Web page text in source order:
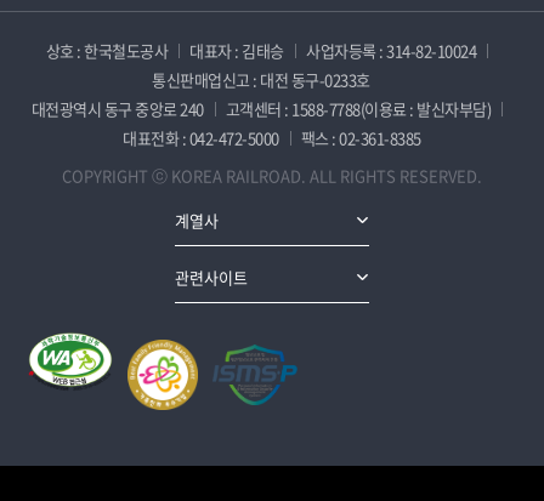
상호 : 한국철도공사 대표자 : 김태승
사업자등록 : 314-82-10024
통신판매업신고 : 대전 동구-0233호
대전광역시 동구 중앙로 240
고객센터 : 1588-7788(이용료 : 발신자부담)
대표전화 : 042-472-5000
팩스 : 02-361-8385
COPYRIGHT ⓒ KOREA RAILROAD. ALL RIGHTS RESERVED.
계열사
관련사이트